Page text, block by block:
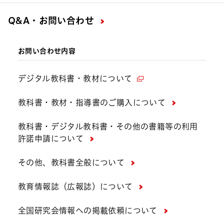
Q&A・お問い合わせ
お問い合わせ内容
デジタル教科書・教材について
教科書・教材・指導書のご購入について
教科書・デジタル教科書・その他の書籍等の利用
許諾申請について
その他、教科書全般について
教育情報誌（広報誌）について
全国研究会情報への掲載依頼について